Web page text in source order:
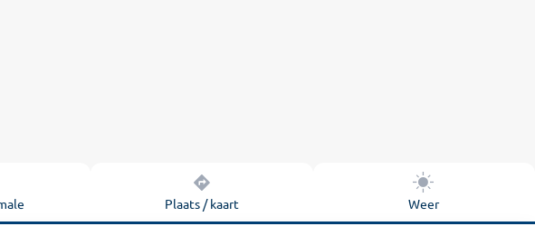
Plaats / kaart Weer